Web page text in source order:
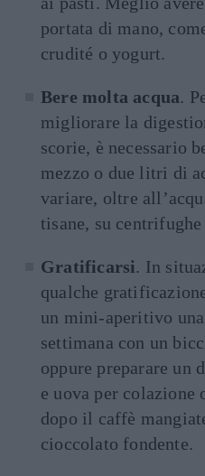
portata di mano,
crudité o yogurt.
Bere molta acqua.
migliorare la
scorie, è necessario
mezzo o due litri di
variare, oltre
tisane, su
Gratificarsi. In
qualche
un mini-aperitivo
settimana con un
oppure preparare un
e uova per colazione
dopo il caffè
cioccolato fondente.